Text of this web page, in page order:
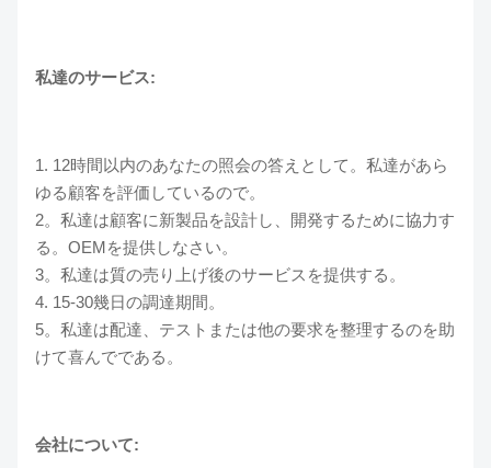
私達のサービス:
1. 12時間以内のあなたの照会の答えとして。私達があら
ゆる顧客を評価しているので。
2。私達は顧客に新製品を設計し、開発するために協力す
る。OEMを提供しなさい。
3。私達は質の売り上げ後のサービスを提供する。
4. 15-30幾日の調達期間。
5。私達は配達、テストまたは他の要求を整理するのを助
けて喜んでである。
会社について: